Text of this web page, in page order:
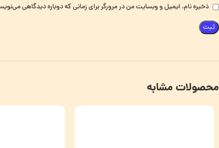
ذخیره نام، ایمیل و وبسایت من در مرورگر برای زمانی که دوباره دیدگاهی
محصولات مشابه